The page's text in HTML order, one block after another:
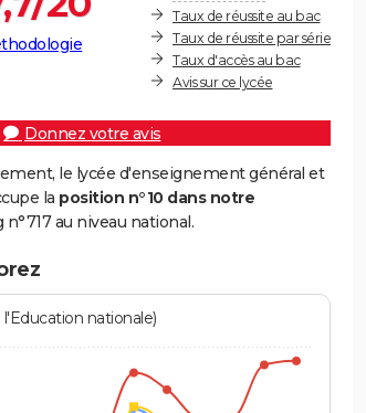
Taux de réussite au bac
Taux de réussite par série
Taux d'accès au bac
Avis sur ce lycée
Donnez votre avis
le lycée d'enseignement général et
la position n°10 dans notre
n°717 au niveau national.
nationale)